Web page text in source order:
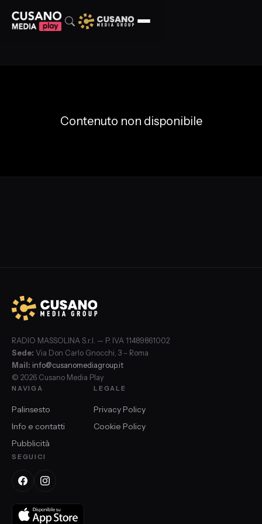
Contenuto non disponibile
RADIO MASSOLINA S.r.l. — P. IVA 11489861002
Sede: Via Don Carlo Gnocchi, 3 – Roma
Mail: info@cusanomediagroup.it
© 2026 Cusano Media Play
NAVIGA
Palinsesto
Info e contatti
Pubblicità
LEGALE
Privacy Policy
Cookie Policy
SEGUICI